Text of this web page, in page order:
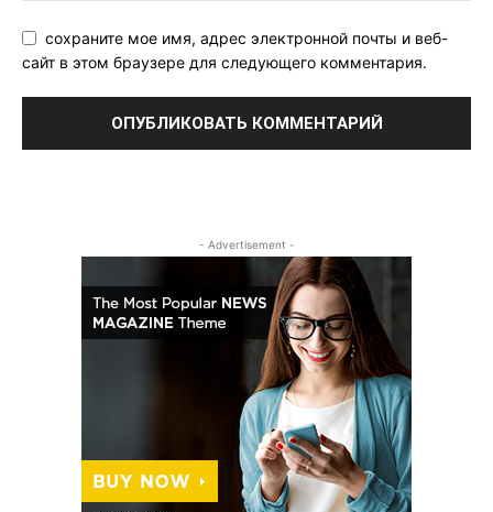
сохраните мое имя, адрес электронной почты и веб-
сайт в этом браузере для следующего комментария.
- Advertisement -